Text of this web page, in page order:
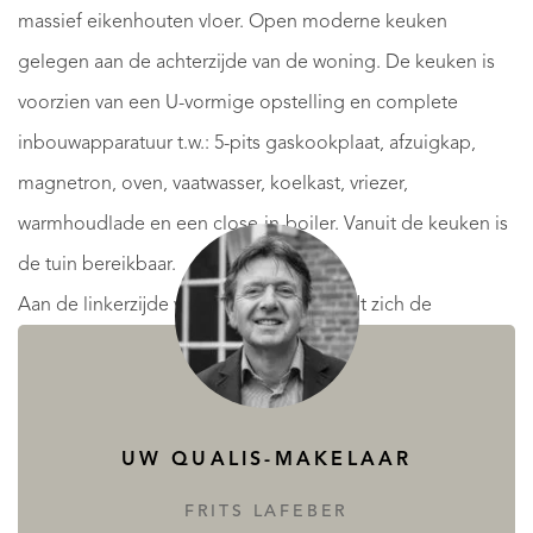
massief eikenhouten vloer. Open moderne keuken
gelegen aan de achterzijde van de woning. De keuken is
voorzien van een U-vormige opstelling en complete
inbouwapparatuur t.w.: 5-pits gaskookplaat, afzuigkap,
magnetron, oven, vaatwasser, koelkast, vriezer,
warmhoudlade en een close-in-boiler. Vanuit de keuken is
de tuin bereikbaar.
Aan de linkerzijde van de woning bevindt zich de
kantoorruimte met eigen entree, massief eikenhouten
vloer, hal en toiletruimte met hangend closet en fontein.
koelkast, vaste kastenwand en airconditioning. Vanuit de
kantoorruimte is er tevens toegang tot de achtertuin.
UW QUALIS-MAKELAAR
FRITS LAFEBER